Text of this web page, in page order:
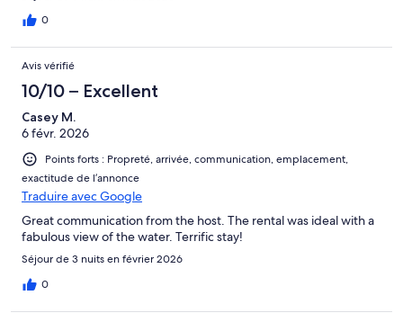
0
Avis vérifié
10/10 – Excellent
Casey M.
6 févr. 2026
Points forts : Propreté, arrivée, communication, emplacement,
exactitude de l’annonce
Traduire avec Google
Great communication from the host. The rental was ideal with a
fabulous view of the water. Terrific stay!
Séjour de 3 nuits en février 2026
0